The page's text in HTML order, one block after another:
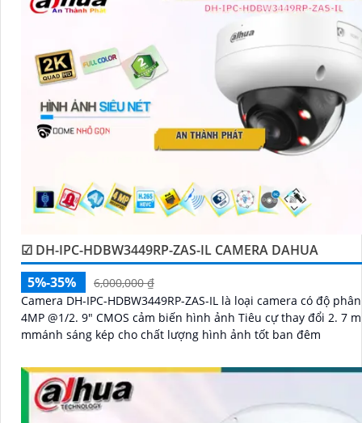
☑ DH-IPC-HDBW3449RP-ZAS-IL CAMERA DAHUA
5%-35%
6,000,000 ₫
Camera DH-IPC-HDBW3449RP-ZAS-IL là loại camera có độ phân giải
4MP @1/2. 9" CMOS cảm biến hình ảnh Tiêu cự thay đổi 2. 7
mmánh sáng kép cho chất lượng hình ảnh tốt ban đêm